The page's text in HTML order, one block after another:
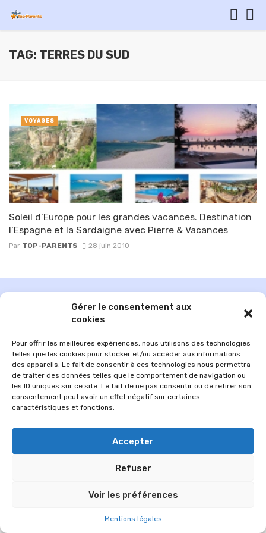
Gérer le consentement aux
cookies
Pour offrir les meilleures expériences, nous utilisons des technologies
telles que les cookies pour stocker et/ou accéder aux informations
des appareils. Le fait de consentir à ces technologies nous permettra
de traiter des données telles que le comportement de navigation ou
les ID uniques sur ce site. Le fait de ne pas consentir ou de retirer son
consentement peut avoir un effet négatif sur certaines
caractéristiques et fonctions.
Accepter
Refuser
Voir les préférences
Mentions légales
TAG: TERRES DU SUD
Soleil d’Europe pour les grandes vacances. Destination
l’Espagne et la Sardaigne avec Pierre & Vacances
Par TOP-PARENTS 28 juin 2010
VOYAGES
MENTIONS LÉGALES